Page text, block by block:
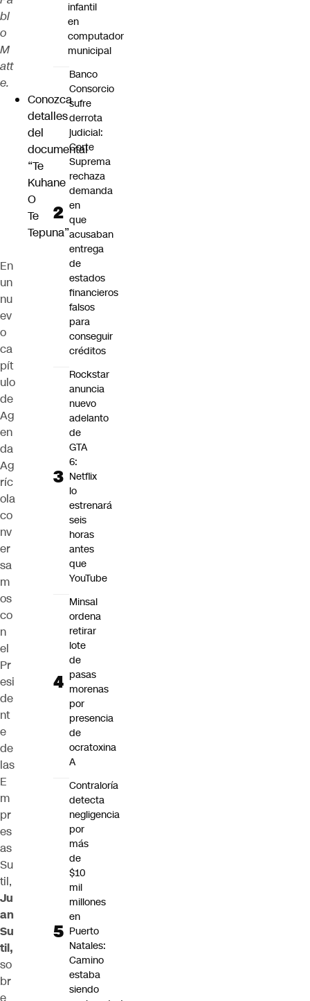
bl
o
M
att
e.
Conozca
detalles
del
documental
“Te
Kuhane
O
Te
Tepuna”
En
un
nu
ev
o
ca
pít
ulo
de
Ag
en
da
Ag
ríc
ola
co
nv
er
sa
m
os
co
n
el
Pr
esi
de
nt
e
de
las
E
m
pr
es
as
Su
til,
Ju
an
Su
til,
so
br
e
infantil
en
computador
municipal
Banco
Consorcio
sufre
derrota
judicial:
Corte
Suprema
rechaza
demanda
en
que
acusaban
entrega
de
estados
financieros
falsos
para
conseguir
créditos
Rockstar
anuncia
nuevo
adelanto
de
GTA
6:
Netflix
lo
estrenará
seis
horas
antes
que
YouTube
Minsal
ordena
retirar
lote
de
pasas
morenas
por
presencia
de
ocratoxina
A
Contraloría
detecta
negligencia
por
más
de
$10
mil
millones
en
Puerto
Natales:
Camino
estaba
siendo